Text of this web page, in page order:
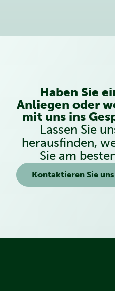
Haben Sie
Anliegen oder
mit uns ins
Lassen Sie
herausfinden,
Sie am
Kontaktieren Sie uns